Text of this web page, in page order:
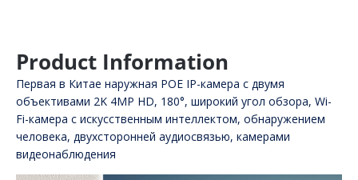
Product Information
Первая в Китае наружная POE IP-камера с двумя
объективами 2K 4MP HD, 180°, широкий угол обзора, Wi-
Fi-камера с искусственным интеллектом, обнаружением
человека, двухсторонней аудиосвязью, камерами
видеонаблюдения